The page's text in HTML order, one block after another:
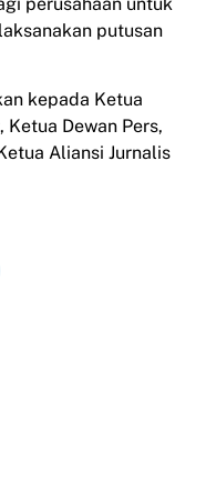
putusan
kepada Ketua
Dewan Pers,
Aliansi Jurnalis